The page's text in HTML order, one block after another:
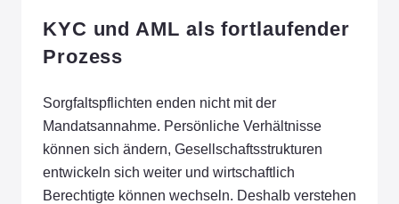
KYC und AML als fortlaufender
Prozess
Sorgfaltspflichten enden nicht mit der
Mandatsannahme. Persönliche Verhältnisse
können sich ändern, Gesellschaftsstrukturen
entwickeln sich weiter und wirtschaftlich
Berechtigte können wechseln. Deshalb verstehen